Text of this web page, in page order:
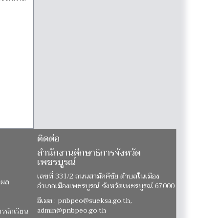
ล
นักเรียน
ติดต่อ
สำนักงานศึกษาธิการจังหวัด
เพชรบูรณ์
เลขที่ 331/2 ถนนสามัคคีชัย ตำบลในเมือง
อำเภอเมืองเพชรบูรณ์ จังหวัดเพชรบูรณ์ 67000
อีเมล : pnbpeo@sueksa.go.th,
admin@pnbpeo.go.th